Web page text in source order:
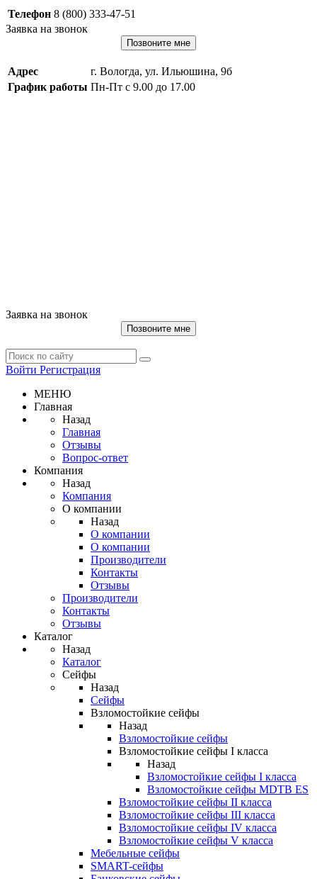
Телефон 8 (800) 333-47-51
Заявка на звонок
Позвоните мне
Адрес
г. Вологда, ул. Ильюшина, 9б
График работы Пн-Пт с 9.00 до 17.00
Заявка на звонок
Позвоните мне
Войти Регистрация
МЕНЮ
Главная
Назад
Главная
Отзывы
Вопрос-ответ
Компания
Назад
Компания
О компании
Назад
О компании
О компании
Производители
Контакты
Отзывы
Производители
Контакты
Отзывы
Каталог
Назад
Каталог
Сейфы
Назад
Сейфы
Взломостойкие сейфы
Назад
Взломостойкие сейфы
Взломостойкие сейфы I класса
Назад
Взломостойкие сейфы I класса
Взломостойкие сейфы MDTB ES
Взломостойкие сейфы II класса
Взломостойкие сейфы III класса
Взломостойкие сейфы IV класса
Взломостойкие сейфы V класса
Мебельные сейфы
SMART-сейфы